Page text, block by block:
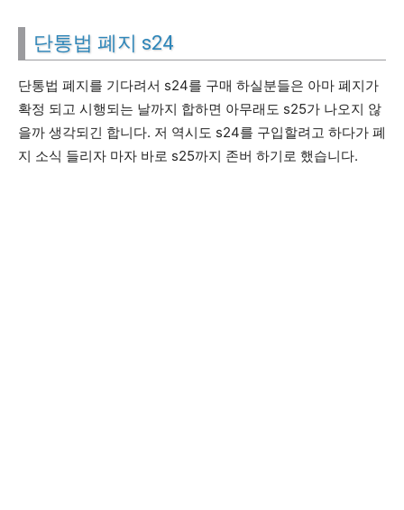
단통법 폐지 s24
단통법 폐지를 기다려서 s24를 구매 하실분들은 아마 폐지가
확정 되고 시행되는 날까지 합하면 아무래도 s25가 나오지 않
을까 생각되긴 합니다. 저 역시도 s24를 구입할려고 하다가 폐
지 소식 들리자 마자 바로 s25까지 존버 하기로 했습니다.